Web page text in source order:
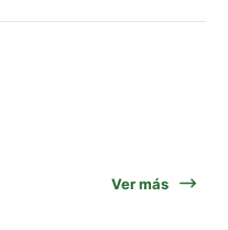
Ver más